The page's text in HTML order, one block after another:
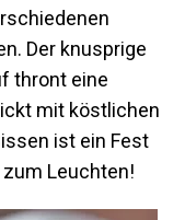
Der knusprige
thront eine
mit köstlichen
ist ein Fest
Leuchten!